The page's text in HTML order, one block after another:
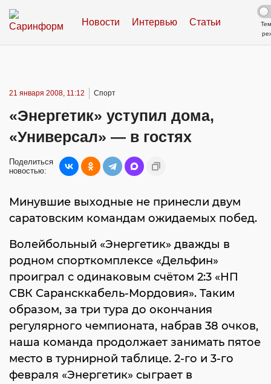
Новости Интервью Статьи
21 января 2008, 11:12 Спорт
«Энергетик» уступил дома,
«Универсал» — в гостях
Поделиться
новостью:
Минувшие выходные не принесли двум
саратовским командам ожидаемых побед.
Волейбольный «Энергетик» дважды в
родном спорткомплексе «Дельфин»
проиграл с одинаковым счётом 2:3 «НП
СВК Сарансккабель-Мордовия». Таким
образом, за три тура до окончания
регулярного чемпионата, набрав 38 очков,
наша команда продолжает занимать пятое
место в турнирной таблице. 2-го и 3-го
февраля «Энергетик» сыграет в